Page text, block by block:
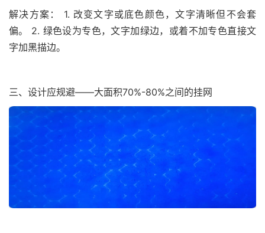
解决方案： 1. 改变文字或底色颜色，文字清晰但不会套
偏。 2. 绿色设为专色，文字加绿边，或着不加专色直接文
字加黑描边。
三、设计应规避——大面积70%-80%之间的挂网